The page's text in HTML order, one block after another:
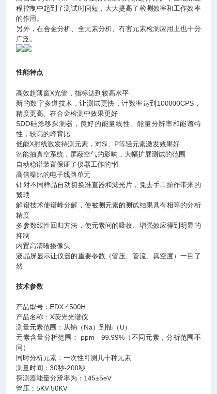
程控制中起到了测试时间短，大大提高了检测效率和工作效率
的作用。
另外，在合金分析、全元素分析、有害元素检测应用上也十分
广泛。
性能特点
高效超薄窗X光管，指标达到较高水平
新的数字多道技术，让测试更快，计数率达到100000CPS，
精度更高。在合金检测中效果更好
SDD硅漂移探测器，良好的能量线性、能量分辨率和能谱特
性，较高的峰背比
低能X射线激发待测元素，对Si、P等轻元素激发效果好
智能抽真空系统，屏蔽空气的影响，大幅扩展测试的范围
自动稳谱装置保证了仪器工作的*性
高信噪比的电子线路单元
针对不同样品自动切换准直器和滤光片，免去手工操作带来的
繁琐
解谱技术使谱峰分解，使被测元素的测试结果具有相等的分析
精度
多参数线性回归方法，使元素间的吸收、增强效应得到明显的
抑制
内置高清晰摄像头
液晶屏显示让仪器的重要参数（管压、管流、真空度）一目了
然
技术参数
产品型号：EDX 4500H
产品名称：X荧光光谱仪
测量元素范围：从钠（Na）到铀（U）
元素含量分析范围： ppm—99.99%（不同元素，分析范围不
同）
同时分析元素：一次性可测几十种元素
测量时间：30秒-200秒
探测器能量分辨率为：145±5eV
管压：5KV-50KV